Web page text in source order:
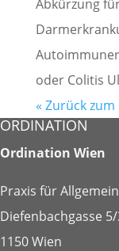
Abkürzung
oder Colitis
« Zurück
ORDINATION
Ordination Wien
Praxis für
Diefenbachgasse
1150 Wien